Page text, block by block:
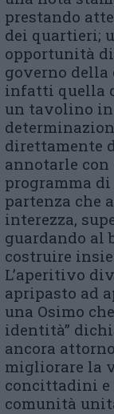
prestando
dei quartieri;
opportunità
governo della
infatti quella
un tavolino in
direttamente
annotarle
programma
partenza che
interezza,
guardando al
costruire
L’aperitivo
apripasto ad
una Osimo
identità”
ancora
migliorare la
concittadini e
comunità